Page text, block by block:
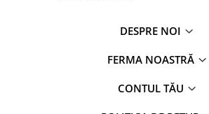
DESPRE NOI
FERMA NOASTRĂ
CONTUL TĂU